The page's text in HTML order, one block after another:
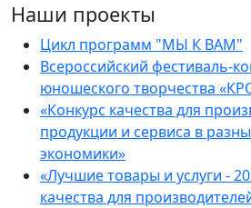
Наши проекты
Цикл программ "МЫ К ВАМ"
Всероссийский фестиваль-
юношеского творчества
«Конкурс качества для
продукции и сервиса в
экономики»
«Лучшие товары и услуги -
качества для